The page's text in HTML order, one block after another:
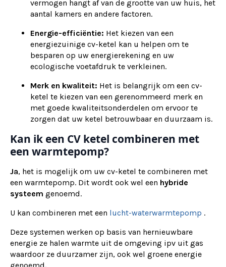
vermogen hangt af van de grootte van uw huis, het
aantal kamers en andere factoren.
Energie-efficiëntie: Het kiezen van een
energiezuinige cv-ketel kan u helpen om te
besparen op uw energierekening en uw
ecologische voetafdruk te verkleinen.
Merk en kwaliteit: Het is belangrijk om een cv-
ketel te kiezen van een gerenommeerd merk en
met goede kwaliteitsonderdelen om ervoor te
zorgen dat uw ketel betrouwbaar en duurzaam is.
Kan ik een CV ketel combineren met
een warmtepomp?
Ja, het is mogelijk om uw cv-ketel te combineren met
een warmtepomp. Dit wordt ook wel een hybride
systeem genoemd.
U kan combineren met een lucht-waterwarmtepomp .
Deze systemen werken op basis van hernieuwbare
energie ze halen warmte uit de omgeving ipv uit gas
waardoor ze duurzamer zijn, ook wel groene energie
genoemd.